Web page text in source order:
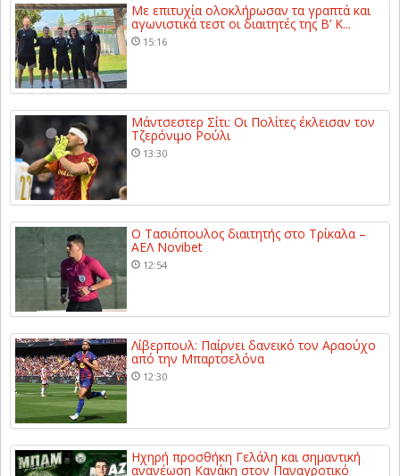
Με επιτυχία ολοκλήρωσαν τα γραπτά και
αγωνιστικά τεστ οι διαιτητές της Β’ Κ...
15:16
Μάντσεστερ Σίτι: Οι Πολίτες έκλεισαν τον
Τζερόνιμο Ρούλι
13:30
Ο Τασιόπουλος διαιτητής στο Τρίκαλα –
ΑΕΛ Novibet
12:54
Λίβερπουλ: Παίρνει δανεικό τον Αραούχο
από την Μπαρτσελόνα
12:30
Ηχηρή προσθήκη Γελάλη και σημαντική
ανανέωση Κανάκη στον Παναγροτικό